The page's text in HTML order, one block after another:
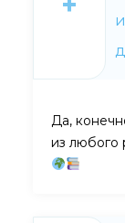
Да,
из любого